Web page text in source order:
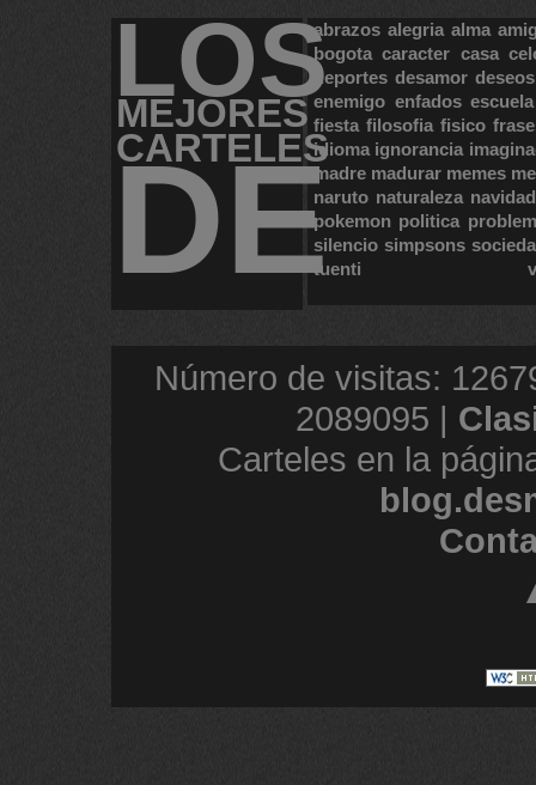
LOS
MEJORES
CARTELES
DE
abrazos alegria alma
bogota caracter casa
deportes desamor deseos
enemigo enfados escuela
fiesta filosofia fisico
idioma ignorancia
madre madurar memes
naruto naturaleza navidad
pokemon politica
silencio simpsons
tuenti
Número de visitas:
2089095 |
Carteles en la